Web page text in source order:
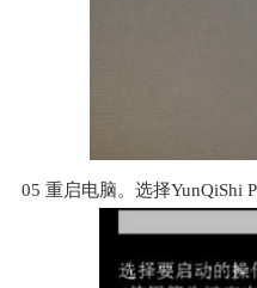
05 重启电脑。选择YunQiShi